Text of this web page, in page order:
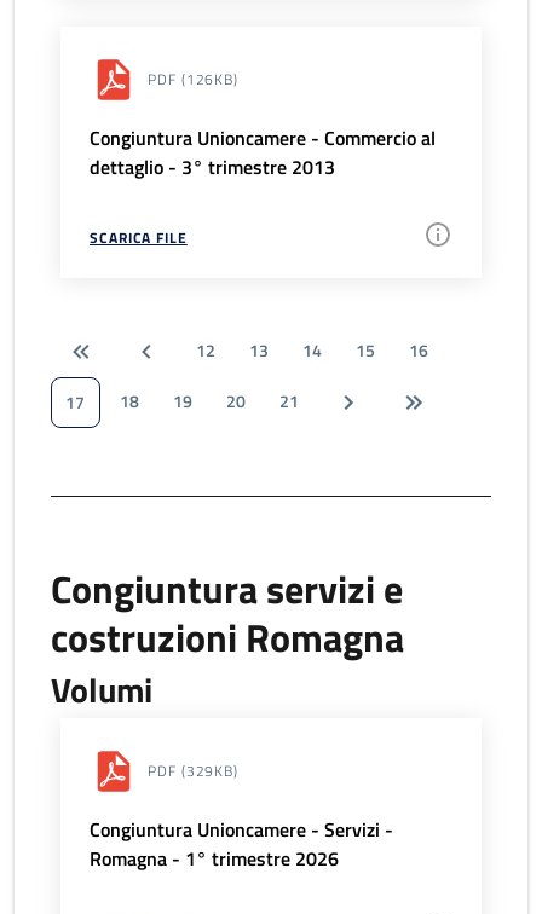
PDF (126KB)
Congiuntura Unioncamere - Commercio al
dettaglio - 3° trimestre 2013
SCARICA FILE
12 13 14 15
16
17
18 19 20 21
Congiuntura servizi e
costruzioni Romagna
Volumi
PDF (329KB)
Congiuntura Unioncamere - Servizi -
Romagna - 1° trimestre 2026